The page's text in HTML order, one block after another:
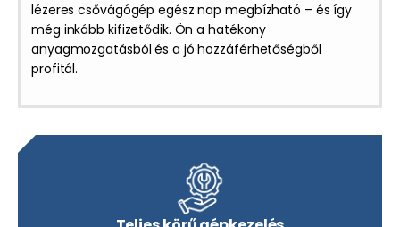
lézeres csővágógép egész nap megbízható – és így
még inkább kifizetődik. Ön a hatékony
anyagmozgatásból és a jó hozzáférhetőségből
profitál.